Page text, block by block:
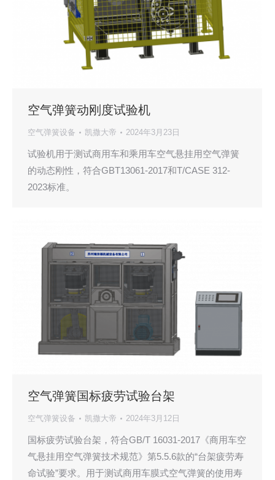
空气弹簧动刚度试验机
空气弹簧设备 凯撒大帝 2024年3月23日
试验机用于测试商用车和乘用车空气悬挂用空气弹簧
的动态刚性，符合GBT13061-2017和T/CASE 312-
2023标准。
空气弹簧国标疲劳试验台架
空气弹簧设备 凯撒大帝 2024年3月12日
国标疲劳试验台架，符合GB/T 16031-2017《商用车空
气悬挂用空气弹簧技术规范》第5.5.6款的“台架疲劳寿
命试验”要求。用于测试商用车膜式空气弹簧的使用寿